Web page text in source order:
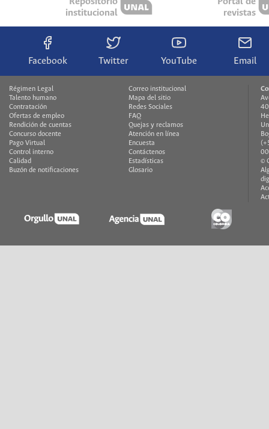
institucional
revistas
Facebook Twitter YouTube Email
Régimen Legal
Talento humano
Contratación
Ofertas de empleo
Rendición de cuentas
Concurso docente
Pago Virtual
Control interno
Calidad
Buzón de notificaciones
Correo institucional
Mapa del sitio
Redes Sociales
FAQ
Quejas y reclamos
Atención en línea
Encuesta
Contáctenos
Estadísticas
Glosario
©